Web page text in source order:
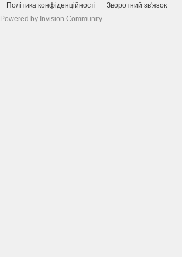
Політика конфіденційності
Зворотний зв'язок
Powered by Invision Community